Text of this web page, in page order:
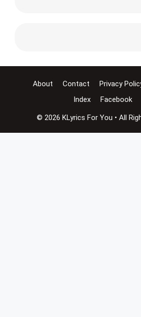
About Contact Privacy
Index
Facebook
© 2026 KLyrics For You • All